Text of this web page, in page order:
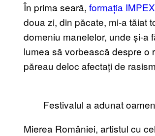
În prima seară, formația IMPEX
doua zi, din păcate, mi-a tăiat
domeniu manelelor, unde și-a
lumea să vorbească despre o
păreau deloc afectați de
Festivalul a adunat
Mierea României, artistul cu